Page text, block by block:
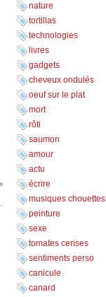
nature
tortillas
technologies
livres
gadgets
cheveux ondulés
oeuf sur le plat
mort
rôti
saumon
amour
actu
écrire
musiques chouettes
peinture
sexe
tomates cerises
sentiments perso
canicule
canard